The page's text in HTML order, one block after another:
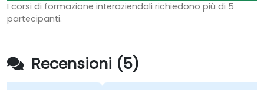
I corsi di formazione interaziendali richiedono più di 5
partecipanti.
Recensioni (5)